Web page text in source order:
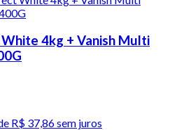
4kg + Vanish Multi
R$ 37,86 sem juros